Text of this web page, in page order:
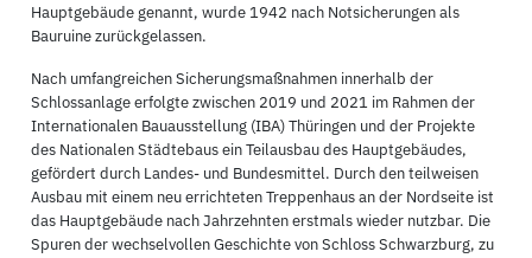
Hauptgebäude genannt, wurde 1942 nach Notsicherungen als
Bauruine zurückgelassen.
Nach umfangreichen Sicherungsmaßnahmen innerhalb der
Schlossanlage erfolgte zwischen 2019 und 2021 im Rahmen der
Internationalen Bauausstellung (IBA) Thüringen und der Projekte
des Nationalen Städtebaus ein Teilausbau des Hauptgebäudes,
gefördert durch Landes- und Bundesmittel. Durch den teilweisen
Ausbau mit einem neu errichteten Treppenhaus an der Nordseite ist
das Hauptgebäude nach Jahrzehnten erstmals wieder nutzbar. Die
Spuren der wechselvollen Geschichte von Schloss Schwarzburg, zu